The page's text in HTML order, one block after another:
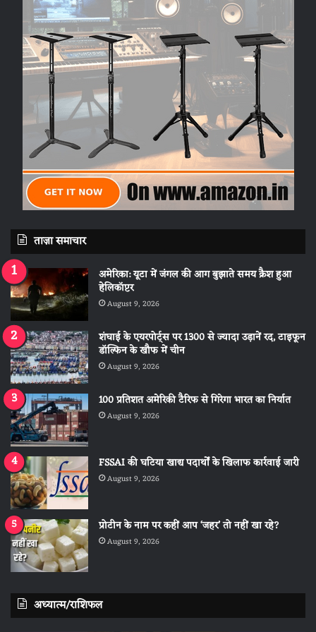
ताज़ा समाचार
अमेरिका: यूटा में जंगल की आग बुझाते समय क्रैश हुआ
हेलिकॉप्टर
August 9, 2026
शंघाई के एयरपोर्ट्स पर 1300 से ज्यादा उड़ानें रद, टाइफून
डॉल्फिन के खौफ में चीन
August 9, 2026
100 प्रतिशत अमेरिकी टैरिफ से गिरेगा भारत का निर्यात
August 9, 2026
FSSAI की घटिया खाद्य पदार्थों के खिलाफ कार्रवाई जारी
August 9, 2026
प्रोटीन के नाम पर कहीं आप ‘जहर’ तो नहीं खा रहे?
August 9, 2026
अध्यात्म/राशिफल